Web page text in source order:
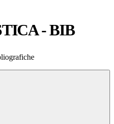
- BIB